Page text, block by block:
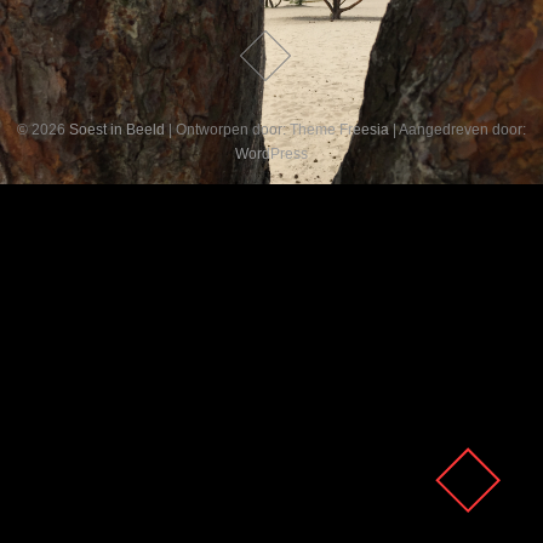
© 2026 Soest in Beeld | Ontworpen door:Theme Freesia| Aangedreven door:
WordPress